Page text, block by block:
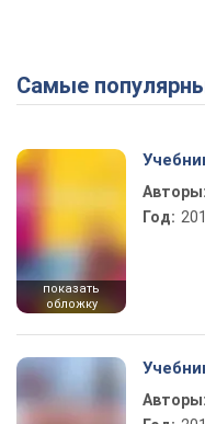
Самые
показать
обложку
Авторы:
Год:
Авторы: